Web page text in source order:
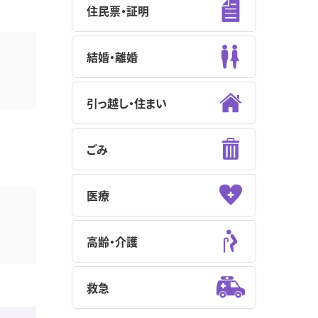
住民票・証明
結婚・離婚
引っ越し・住まい
ごみ
医療
高齢・介護
救急